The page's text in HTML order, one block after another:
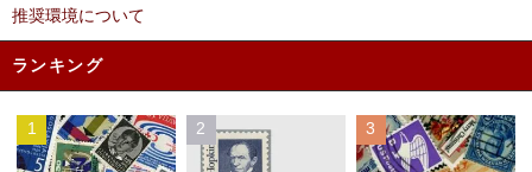
推奨環境について
ランキング
1 2 3